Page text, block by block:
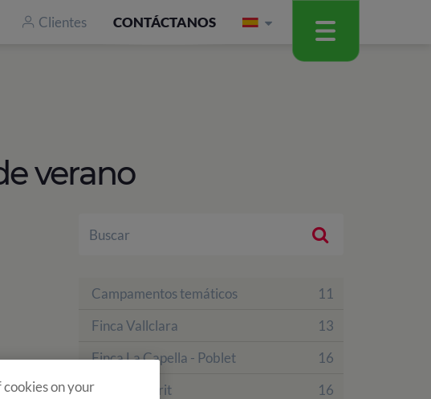
Clientes CONTÁCTANOS
verano
Campamentos temáticos
11
Finca Vallclara
13
Finca La Capella - Poblet
16
Finca Tamarit
16
cookies on your